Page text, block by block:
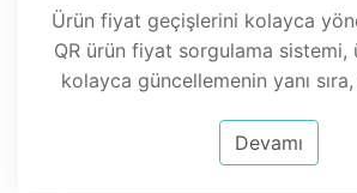
Ürün fiyat geçişlerini kolayca
QR ürün fiyat sorgulama sistemi,
kolayca güncellemenin yanı
Devamı